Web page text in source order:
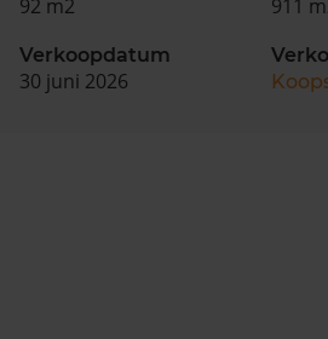
92 m2 911
Verkoopdatum
30 juni 2026